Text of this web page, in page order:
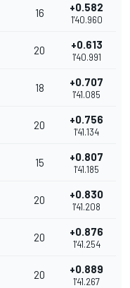
16 +0.582
1'40.960
20 +0.613
1'40.991
18 +0.707
1'41.085
20 +0.756
1'41.134
15 +0.807
1'41.185
20 +0.830
1'41.208
20 +0.876
1'41.254
20 +0.889
1'41.267